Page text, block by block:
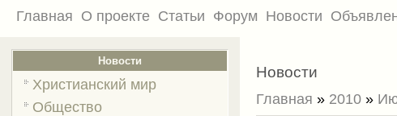
Главная О проекте Статьи Форум Новости
Новости
Христианский мир
Общество
Новости
Главная » 2010 »